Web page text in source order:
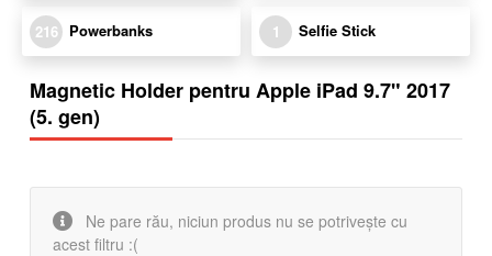
216 Powerbanks 1 Selfie Stick
Magnetic Holder pentru Apple iPad 9.7" 2017
(5. gen)
Ne pare rău, niciun produs nu se potrivește cu
acest filtru :(